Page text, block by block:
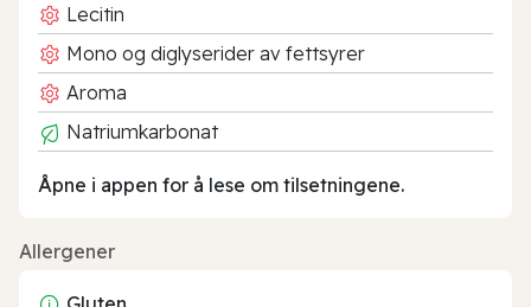
Lecitin
Mono og diglyserider av fettsyrer
Aroma
Natriumkarbonat
Åpne i appen for å lese om tilsetningene.
Allergener